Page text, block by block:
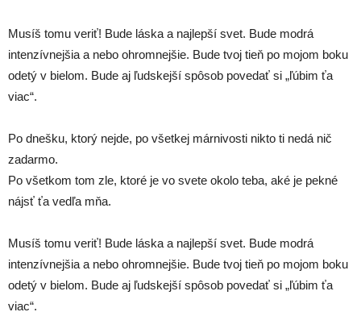
Musíš tomu veriť! Bude láska a najlepší svet. Bude modrá
intenzívnejšia a nebo ohromnejšie. Bude tvoj tieň po mojom boku
odetý v bielom. Bude aj ľudskejší spôsob povedať si „ľúbim ťa
viac“.
Po dnešku, ktorý nejde, po všetkej márnivosti nikto ti nedá nič
zadarmo.
Po všetkom tom zle, ktoré je vo svete okolo teba, aké je pekné
nájsť ťa vedľa mňa.
Musíš tomu veriť! Bude láska a najlepší svet. Bude modrá
intenzívnejšia a nebo ohromnejšie. Bude tvoj tieň po mojom boku
odetý v bielom. Bude aj ľudskejší spôsob povedať si „ľúbim ťa
viac“.